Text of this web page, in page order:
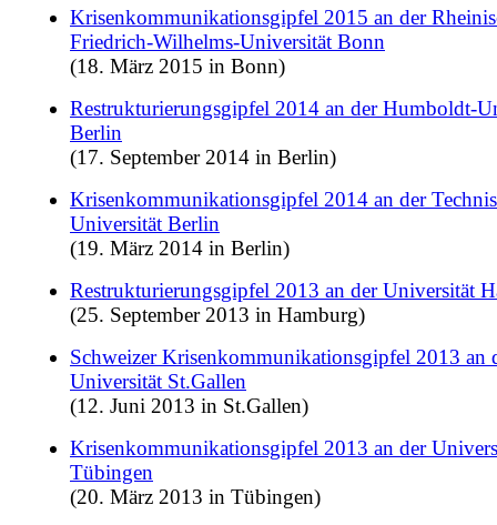
Krisenkommunikationsgipfel 2015 an der
Friedrich-Wilhelms-Universität Bonn
(18. März 2015 in Bonn)
Restrukturierungsgipfel 2014 an der Humboldt-
Berlin
(17. September 2014 in Berlin)
Krisenkommunikationsgipfel 2014 an der
Universität Berlin
(19. März 2014 in Berlin)
Restrukturierungsgipfel 2013 an der Universität
(25. September 2013 in Hamburg)
Schweizer Krisenkommunikationsgipfel 2013 an
Universität St.Gallen
(12. Juni 2013 in St.Gallen)
Krisenkommunikationsgipfel 2013 an der
Tübingen
(20. März 2013 in Tübingen)